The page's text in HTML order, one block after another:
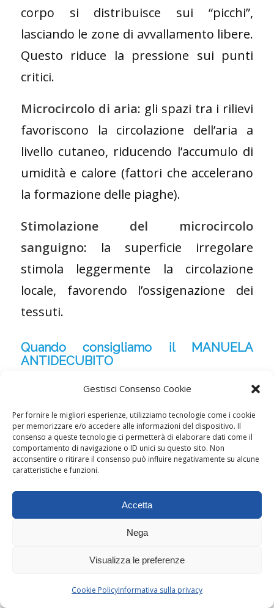
Gestisci Consenso Cookie
Per fornire le migliori esperienze, utilizziamo tecnologie come i cookie
per memorizzare e/o accedere alle informazioni del dispositivo. Il
consenso a queste tecnologie ci permetterà di elaborare dati come il
comportamento di navigazione o ID unici su questo sito. Non
acconsentire o ritirare il consenso può influire negativamente su alcune
caratteristiche e funzioni.
Accetta
Nega
Visualizza le preferenze
Cookie PolicyInformativa sulla privacy
corpo si distribuisce sui “picchi”,
lasciando le zone di avvallamento libere.
Questo riduce la pressione sui punti
critici.
Microcircolo di aria: gli spazi tra i rilievi
favoriscono la circolazione dell’aria a
livello cutaneo, riducendo l’accumulo di
umidità e calore (fattori che accelerano
la formazione delle piaghe).
Stimolazione del microcircolo
sanguigno: la superficie irregolare
stimola leggermente la circolazione
locale, favorendo l’ossigenazione dei
tessuti.
Quando consigliamo il MANUELA
ANTIDECUBITO
Non tutte le strutture necessitano di
materassi antidecubito per tutti i letti. Il
nostro consiglio è di valutare in base a:
Profilo dei degenti
Pazienti allettati per più di 12-14
ore al giorno: consigliato
Pazienti con mobilità molto ridotta
o assente: fortemente consigliato
Pazienti anziani con fragilità